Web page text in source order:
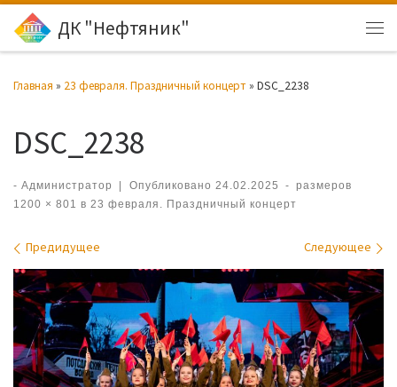
Перейти к содержимому
ДК "Нефтяник"
Главная » 23 февраля. Праздничный концерт » DSC_2238
DSC_2238
- Администратор | Опубликовано 24.02.2025 -
размеров
1200 × 801
в 23 февраля. Праздничный концерт
Навигация по изображениям
Предидущее Следующее